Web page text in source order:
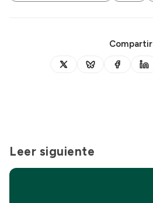
Compartir
Leer siguiente